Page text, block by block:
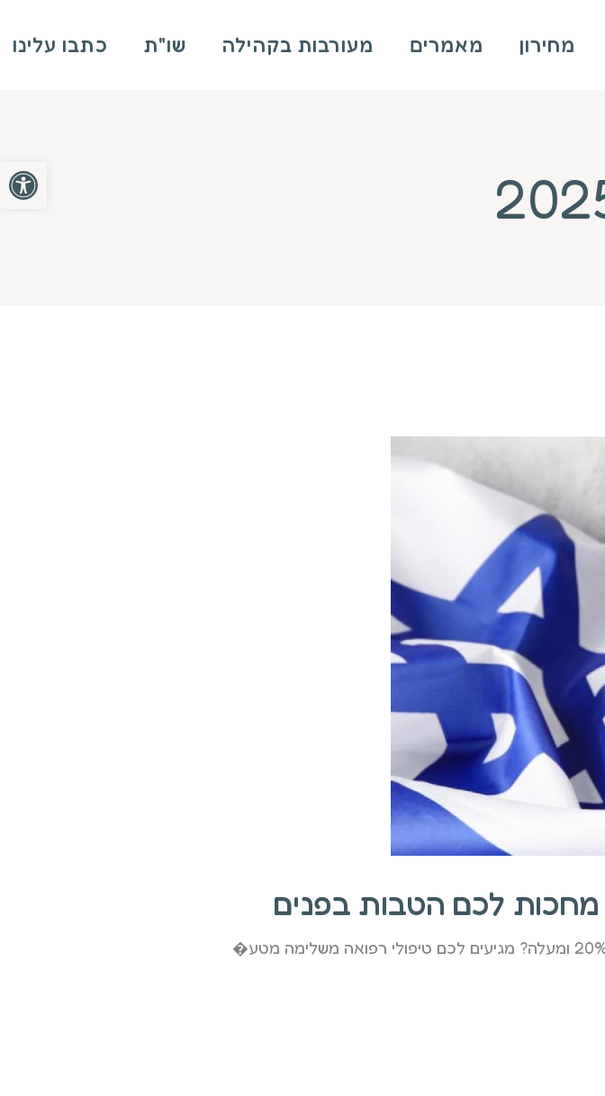
מחירון מאמרים מעורבות בקהילה שו"ת כתבו עלינו
מחכות לכם הטבות בפנים
פתח